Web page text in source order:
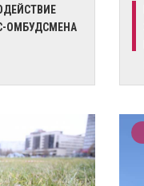
ОМБУДСМЕНА